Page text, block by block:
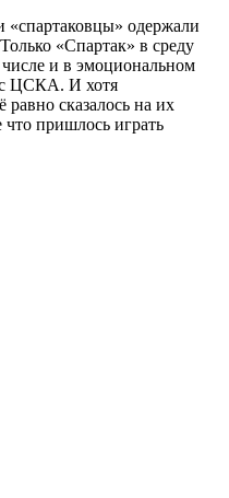
одержали
«Спартак» в среду
и в эмоциональном
с ЦСКА. И хотя
равно сказалось на их
что пришлось играть